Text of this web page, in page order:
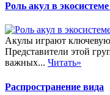
Роль акул в
Акулы играют ключевую
Представители этой
важных... Читать»
Распространение вида